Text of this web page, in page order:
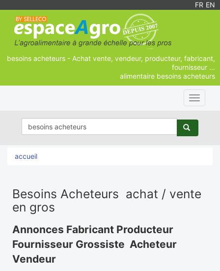
FR EN
besoins acheteurs - Achat vente, vendeur, producteur, fabricant,
fournisseur ...
alimentaire besoins acheteurs
Toggle
accueil
Besoins Acheteurs achat / vente
en gros
Annonces Fabricant Producteur
Fournisseur Grossiste Acheteur
Vendeur